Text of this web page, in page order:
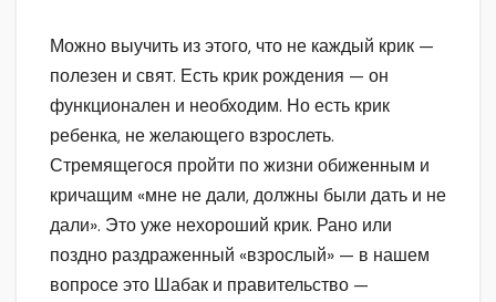
Можно выучить из этого, что не каждый крик —
полезен и свят. Есть крик рождения — он
функционален и необходим. Но есть крик
ребенка, не желающего взрослеть.
Стремящегося пройти по жизни обиженным и
кричащим «мне не дали, должны были дать и не
дали». Это уже нехороший крик. Рано или
поздно раздраженный «взрослый» — в нашем
вопросе это Шабак и правительство —